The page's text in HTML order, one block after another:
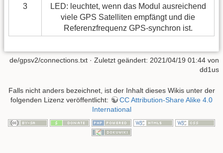
3
LED: leuchtet, wenn das Modul ausreichend
viele GPS Satelliten empfängt und die
Referenzfrequenz GPS-synchron ist.
de/gpsv2/connections.txt · Zuletzt geändert: 2021/04/19 01:44 von
dd1us
Falls nicht anders bezeichnet, ist der Inhalt dieses Wikis unter der
folgenden Lizenz veröffentlicht:
CC Attribution-Share Alike 4.0
International